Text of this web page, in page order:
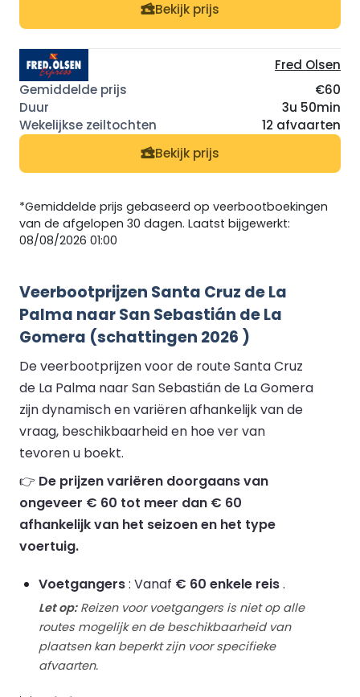
Bekijk prijs
Fred Olsen
€60
3u 50min
12 afvaarten
Bekijk prijs
*Gemiddelde prijs gebaseerd op veerbootboekingen
van de afgelopen 30 dagen. Laatst bijgewerkt:
08/08/2026 01:00
Veerbootprijzen Santa Cruz de La
Palma naar San Sebastián de La
Gomera (schattingen 2026 )
De veerbootprijzen voor de route Santa Cruz
de La Palma naar San Sebastián de La Gomera
zijn dynamisch en variëren afhankelijk van de
vraag, beschikbaarheid en hoe ver van
tevoren u boekt.
👉 De prijzen variëren doorgaans van
ongeveer € 60 tot meer dan € 60
afhankelijk van het seizoen en het type
voertuig.
Voetgangers: Vanaf € 60 enkele reis.
Let op:Reizen voor voetgangers is niet op alle
routes mogelijk en de beschikbaarheid van
plaatsen kan beperkt zijn voor specifieke
afvaarten.